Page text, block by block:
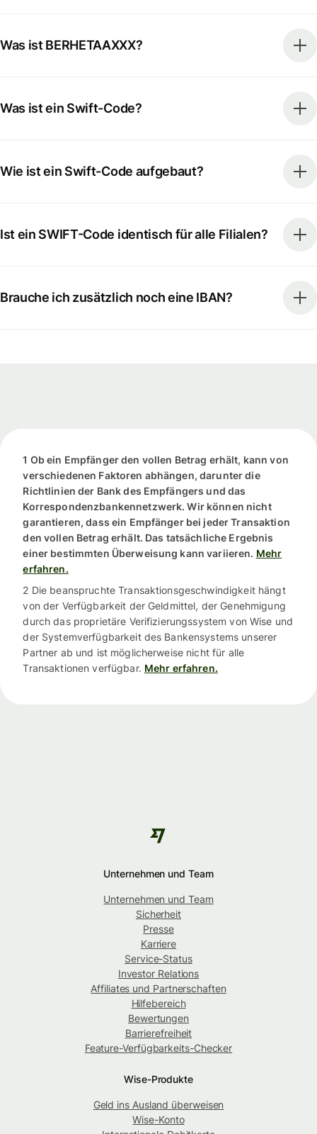
Was ist BERHETAAXXX?
Was ist ein Swift-Code?
Wie ist ein Swift-Code aufgebaut?
Ist ein SWIFT-Code identisch für alle Filialen?
Brauche ich zusätzlich noch eine IBAN?
1 Ob ein Empfänger den vollen Betrag erhält, kann von
verschiedenen Faktoren abhängen, darunter die
Richtlinien der Bank des Empfängers und das
Korrespondenzbankennetzwerk. Wir können nicht
garantieren, dass ein Empfänger bei jeder Transaktion
den vollen Betrag erhält. Das tatsächliche Ergebnis
einer bestimmten Überweisung kann variieren. Mehr
erfahren.
2 Die beanspruchte Transaktionsgeschwindigkeit hängt
von der Verfügbarkeit der Geldmittel, der Genehmigung
durch das proprietäre Verifizierungssystem von Wise und
der Systemverfügbarkeit des Bankensystems unserer
Partner ab und ist möglicherweise nicht für alle
Transaktionen verfügbar. Mehr erfahren.
Unternehmen und Team
Unternehmen und Team
Sicherheit
Presse
Karriere
Service-Status
Investor Relations
Affiliates und Partnerschaften
Hilfebereich
Bewertungen
Barrierefreiheit
Feature-Verfügbarkeits-Checker
Wise-Produkte
Geld ins Ausland überweisen
Wise-Konto